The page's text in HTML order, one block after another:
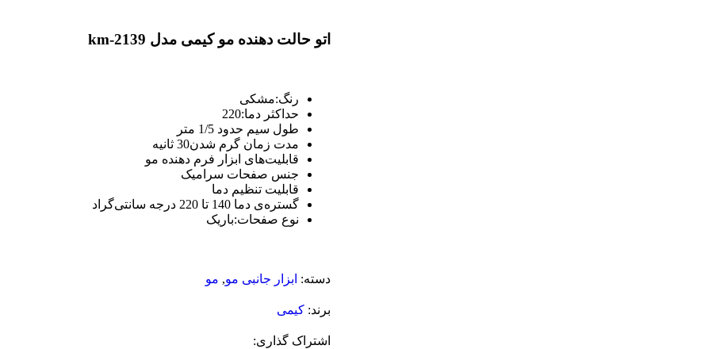
اتو حالت دهنده مو کیمی مدل km-2139
رنگ:مشکی
حداکثر دما:220
طول سیم حدود 1/5 متر
مدت زمان گرم شدن30 ثانیه
قابلیت‌های ابزار فرم دهنده مو
جنس صفحات سرامیک
قابلیت تنظیم دما
گستره‌ی دما 140 تا 220 درجه سانتی‌گراد
نوع صفحات:باریک
دسته: ابزار جانبی مو, مو
برند: کیمی
اشتراک گذاری: